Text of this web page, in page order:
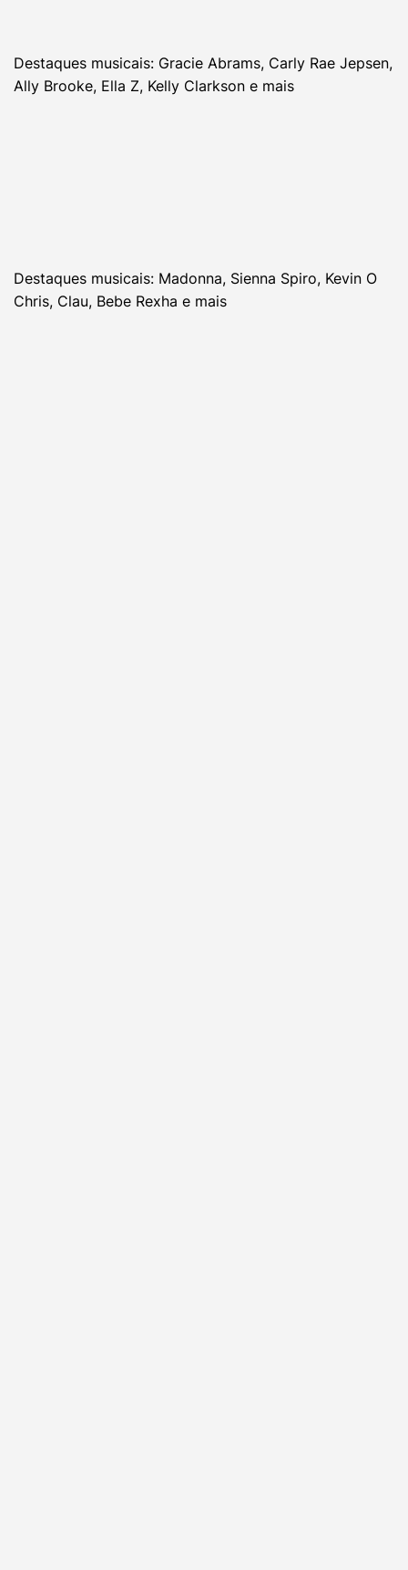
Destaques musicais: Gracie Abrams, Carly Rae Jepsen,
Ally Brooke, Ella Z, Kelly Clarkson e mais
Destaques musicais: Madonna, Sienna Spiro, Kevin O
Chris, Clau, Bebe Rexha e mais